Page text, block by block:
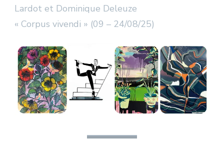
Lardot et Dominique Deleuze
« Corpus vivendi » (09 – 24/08/25)